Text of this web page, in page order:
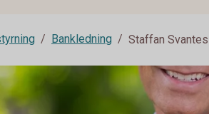
Bankledning Staffan